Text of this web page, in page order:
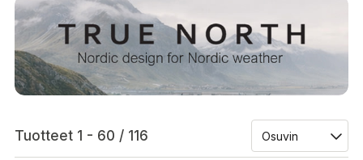
Tuotteet 1 - 60 / 116